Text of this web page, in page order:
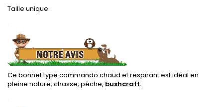
Taille unique.
.
Ce bonnet type commando chaud et respirant est idéal en
pleine nature, chasse, pêche, bushcraft.
.